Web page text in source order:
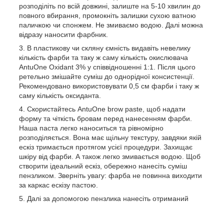
розподіліть по всій довжині, залиште на 5-10 хвилин до
повного вбирання, промокніть залишки сухою ватною
паличкою чи спонжем. Не змиваємо водою. Далі можна
відразу наносити фарбник.
В пластикову чи скляну ємність видавіть невелику
кількість фарби та таку ж саму кількість окислювача
AntuOne Oxidant 3% у співвідношенні 1:1. Після цього
ретельно змішайте суміш до однорідної консистенції.
Рекомендовано використовувати 0,5 см фарби і таку ж
саму кількість оксиданта.
Скористайтесь AntuOne brow paste, щоб надати
форму та чіткість бровам перед нанесенням фарби.
Наша паста легко наноситься та рівномірно
розподіляється. Вона має щільну текстуру, завдяки якій
ескіз тримається протягом усієї процедури. Захищає
шкіру від фарби. А також легко змивається водою. Щоб
створити ідеальний ескіз, обережно нанесіть суміш
пензликом. Зверніть увагу: фарба не повинна виходити
за каркас ескізу пастою.
Далі за допомогою пензлика нанесіть отриманий